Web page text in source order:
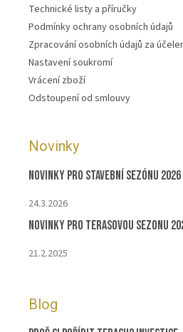
Technické listy a příručky
Podmínky ochrany osobních údajů
Zpracování osobních údajů za
Nastavení soukromí
Vrácení zboží
Odstoupení od smlouvy
Novinky
Novinky pro stavební sezónu 2026
24.3.2026
Novinky pro terasovou sezonu
21.2.2025
Blog